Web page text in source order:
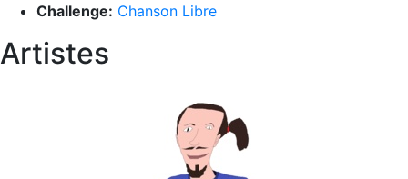
Challenge: Chanson Libre
Artistes